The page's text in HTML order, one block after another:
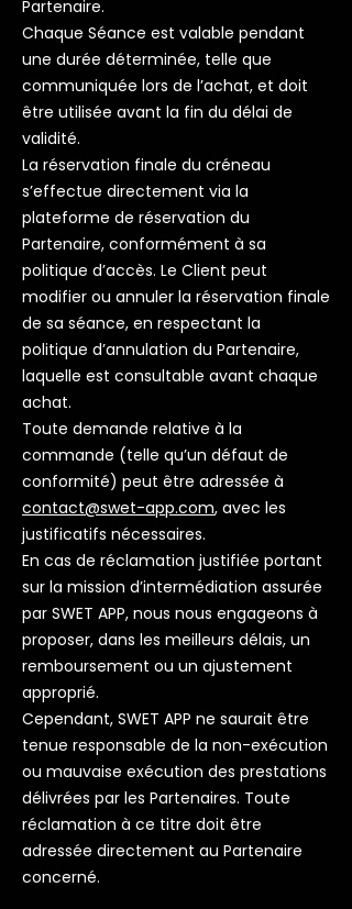
Partenaire.
Chaque Séance est valable pendant
une durée déterminée, telle que
communiquée lors de l’achat, et doit
être utilisée avant la fin du délai de
validité.
La réservation finale du créneau
s’effectue directement via la
plateforme de réservation du
Partenaire, conformément à sa
politique d’accès. Le Client peut
modifier ou annuler la réservation finale
de sa séance, en respectant la
politique d’annulation du Partenaire,
laquelle est consultable avant chaque
achat.
Toute demande relative à la
commande (telle qu’un défaut de
conformité) peut être adressée à
contact@swet-app.com, avec les
justificatifs nécessaires.
En cas de réclamation justifiée portant
sur la mission d’intermédiation assurée
par SWET APP, nous nous engageons à
proposer, dans les meilleurs délais, un
remboursement ou un ajustement
approprié.
Cependant, SWET APP ne saurait être
tenue responsable de la non-exécution
ou mauvaise exécution des prestations
délivrées par les Partenaires. Toute
réclamation à ce titre doit être
adressée directement au Partenaire
concerné.